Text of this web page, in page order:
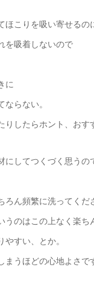
ほこりを吸い寄せるの
を吸着しないので
に
らない。
したらホント、おす
にしてつくづく思うの
ろん頻繁に洗ってくだ
のはこの上なく楽ち
すい、とか。
うほどの心地よさで